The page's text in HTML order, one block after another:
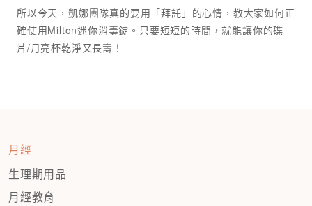
所以今天，凱娜團隊真的要用「拜託」的心情，教大家如何正
確使用Milton迷你消毒錠。只要短短的時間，就能讓你的碟
月經
生理期用品
月經教育